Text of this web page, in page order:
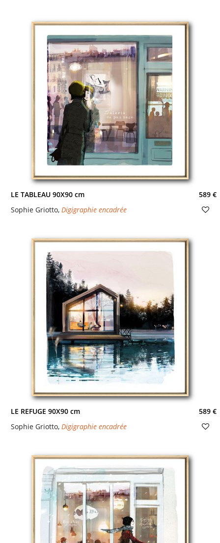
LE TABLEAU 90X90 cm
589 €
Sophie Griotto, Digigraphie encadrée
LE REFUGE 90X90 cm
589 €
Sophie Griotto, Digigraphie encadrée